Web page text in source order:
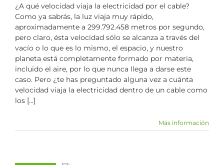
¿A qué velocidad viaja la electricidad por el cable?
Como ya sabrás, la luz viaja muy rápido,
aproximadamente a 299.792.458 metros por segundo,
pero claro, ésta velocidad sólo se alcanza a través del
vacío o lo que es lo mismo, el espacio, y nuestro
planeta está completamente formado por materia,
incluido el aire, por lo que nunca llega a darse este
caso. Pero ¿te has preguntado alguna vez a cuánta
velocidad viaja la electricidad dentro de un cable como
los [...]
Más información